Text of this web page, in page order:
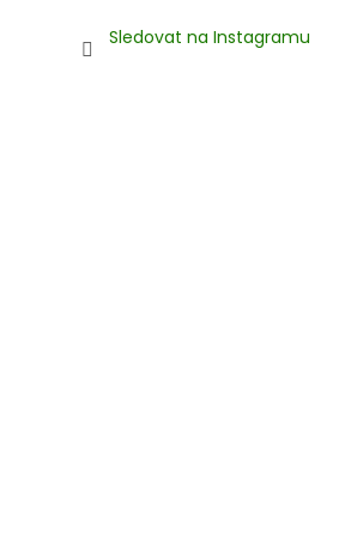
Sledovat na Instagramu